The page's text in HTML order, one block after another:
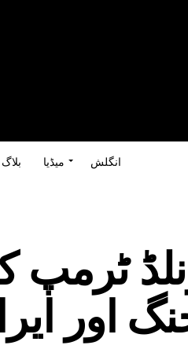
بلاگ میڈیا انگلش
ٹرمپ
اور